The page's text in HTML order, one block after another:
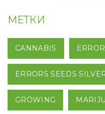
МЕТКИ
CANNABIS
ERRORS SEEDS
GROWING